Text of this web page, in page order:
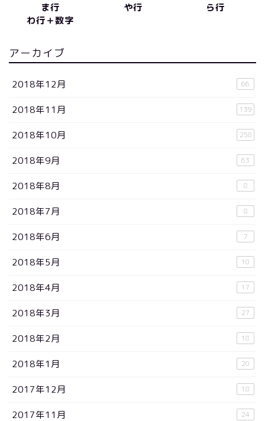
ま行
や行
ら行
わ行＋数字
アーカイブ
2018年12月 66
2018年11月 139
2018年10月 258
2018年9月 63
2018年8月 8
2018年7月 8
2018年6月 7
2018年5月 10
2018年4月 17
2018年3月 27
2018年2月 18
2018年1月 20
2017年12月 18
2017年11月 24